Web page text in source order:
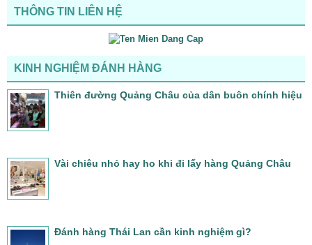
THÔNG TIN LIÊN HỆ
KINH NGHIỆM ĐÁNH HÀNG
Thiên đường Quảng Châu của dân buôn chính hiệu
Vài chiêu nhỏ hay ho khi đi lấy hàng Quảng Châu
Đánh hàng Thái Lan cần kinh nghiệm gì?